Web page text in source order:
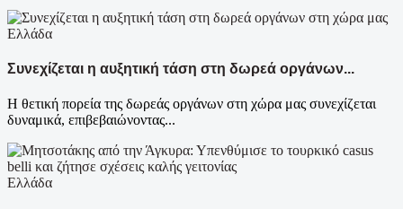
Ελλάδα
Συνεχίζεται η αυξητική τάση στη δωρεά οργάνων...
Η θετική πορεία της δωρεάς οργάνων στη χώρα μας συνεχίζεται
δυναμικά, επιβεβαιώνοντας...
Ελλάδα